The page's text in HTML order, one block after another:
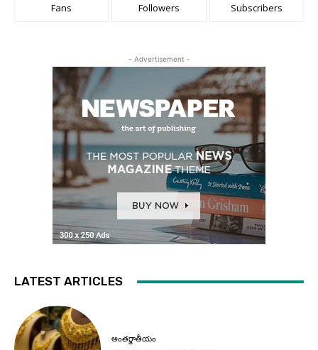
Fans Followers Subscribers
- Advertisement -
LATEST ARTICLES
అంతర్జాతీయం